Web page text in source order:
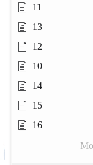
11
13
12
10
14
15
16